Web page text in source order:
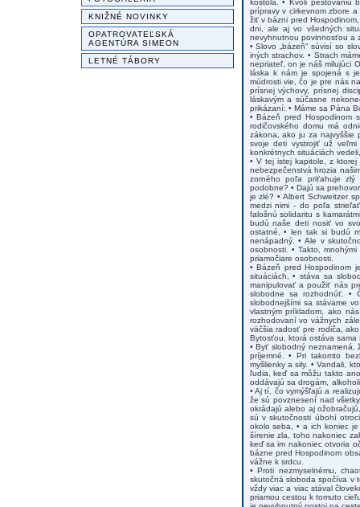
KNIŽNÉ NOVINKY
OPATROVATEĽSKÁ
AGENTÚRA SIMEON
LETNÉ TÁBORY
kostola. • Kvôli pestovaniu
prípravy v cirkevnom zbore
žiť v bázni pred
dni, ale aj vo všedných
nevyhnutnou povinnosťou a
• Slovo „bázeň“ súvisí so
iných strachov. • Strach
nepriateľ, on je náš milujúci
láska k nám je spojená s
múdrosti vie, čo je pre nás
prísnej výchovy, prísnej
láskavým a súčasne
prikázaní: • Máme sa Pána
• Bázeň pred Hospodinom
rodičovského domu má
zákona, ako ju za najvyššie
svoje deti vystrojiť už
konkrétnych situáciách
• V tej istej kapitole, z
nebezpečenstvá hrozia
zorného poľa priťahuje zlý
podobne? • Dajú sa
je zlé? • Albert Schweitzer
medzi nimi - do poľa
falošnú solidaritu s
budú naše deti nosiť vo
ostatné, • len tak si budú
nenápadný. • Ale v
osobnosti. • Takto,
priamočiare osobnosti.
• Bázeň pred Hospodinom
situáciách, • stáva sa
manipulovať a použiť nás
slobodne sa rozhodnúť. •
slobodnejšími sa stávame
vlastným príkladom, ako
rozhodovaní vo vážnych
väčšia radosť pre rodiča,
Bytosťou, ktorá ostáva sama
• Byť slobodný neznamená,
príjemné. • Pri takomto
myšlienky a sily. • Vandali,
ľudia, keď sa môžu takto
oddávajú sa drogám,
• Aj tí, čo vymýšľajú a
že sú povznesení nad
okrádajú alebo aj
sú v skutočnosti úbohí
okolo seba, • a ich koniec
šírenie zla, toho nakoniec
keď sa im nakoniec otvoria
bázne pred Hospodinom
vážne k srdcu.
• Proti nezmyselnému,
skutočná sloboda spočíva v
vždy viac a viac stával
priamou cestou k tomuto